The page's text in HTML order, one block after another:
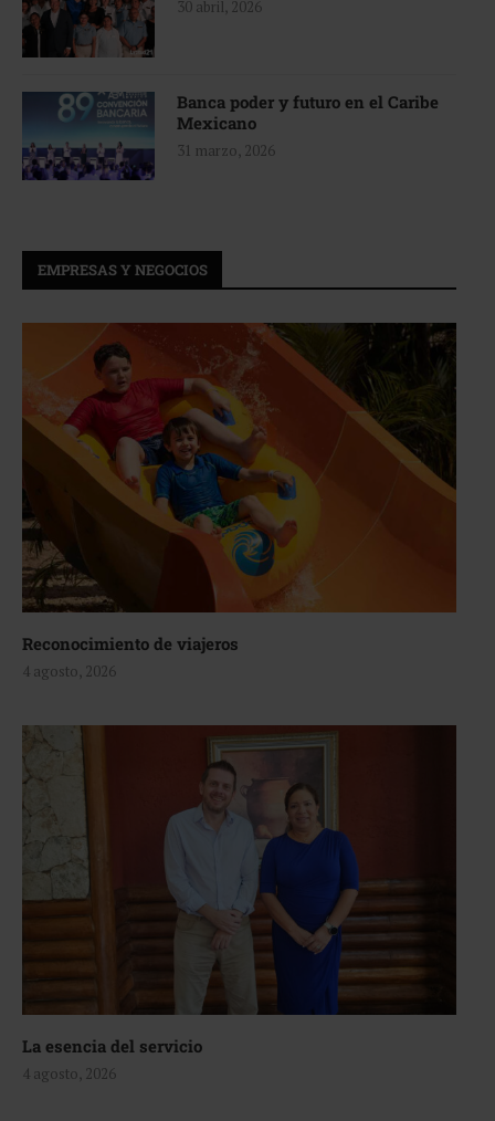
30 abril, 2026
Banca poder y futuro en el Caribe
Mexicano
31 marzo, 2026
EMPRESAS Y NEGOCIOS
Reconocimiento de viajeros
4 agosto, 2026
La esencia del servicio
4 agosto, 2026